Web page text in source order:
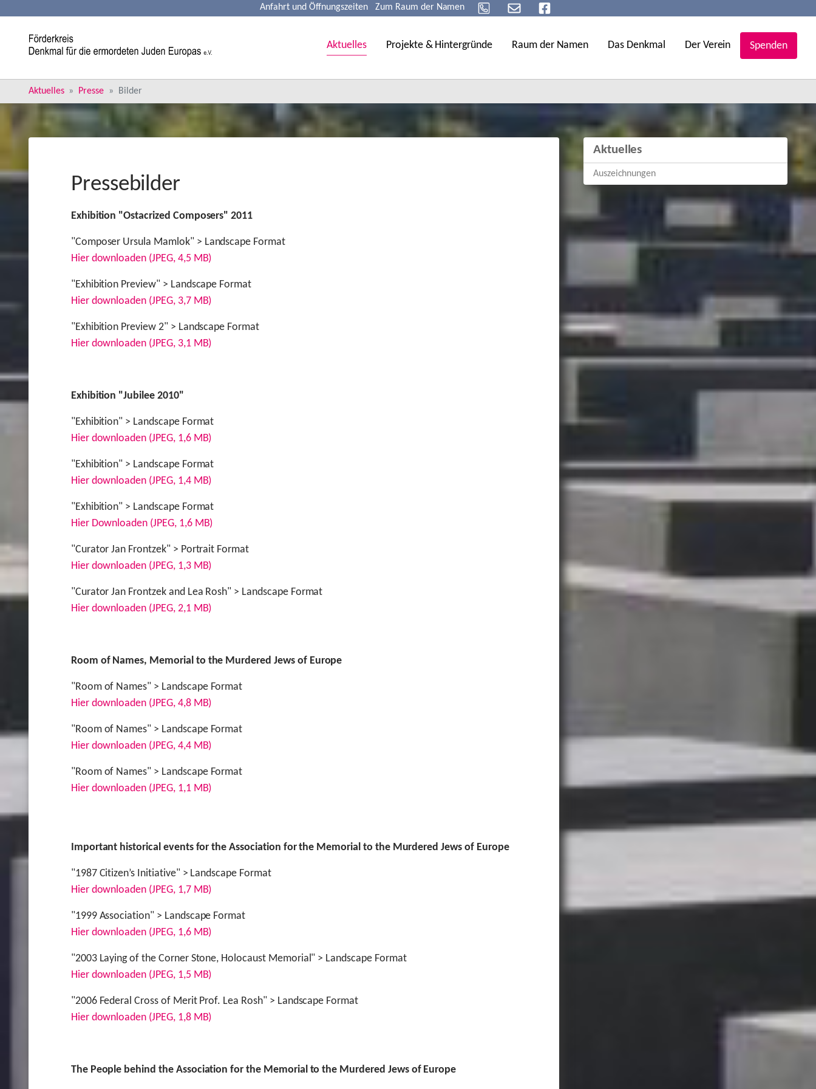
Skip to main content
Anfahrt und Öffnungszeiten Zum Raum der Namen
Aktuelles Projekte & Hintergründe Raum der Namen Das Denkmal Der Verein Spenden
You are here:
Aktuelles Presse Bilder
Pressebilder
Exhibition "Ostacrized Composers" 2011
"Composer Ursula Mamlok" > Landscape Format
Hier downloaden (JPEG, 4,5 MB)
"Exhibition Preview" > Landscape Format
Hier downloaden (JPEG, 3,7 MB)
"Exhibition Preview 2" > Landscape Format
Hier downloaden (JPEG, 3,1 MB)
Exhibition "Jubilee 2010"
"Exhibition" > Landscape Format
Hier downloaden (JPEG, 1,6 MB)
"Exhibition" > Landscape Format
Hier downloaden (JPEG, 1,4 MB)
"Exhibition" > Landscape Format
Hier Downloaden (JPEG, 1,6 MB)
"Curator Jan Frontzek" > Portrait Format
Hier downloaden (JPEG, 1,3 MB)
"Curator Jan Frontzek and Lea Rosh" > Landscape Format
Hier downloaden (JPEG, 2,1 MB)
Room of Names, Memorial to the Murdered Jews of Europe
"Room of Names" > Landscape Format
Hier downloaden (JPEG, 4,8 MB)
"Room of Names" > Landscape Format
Hier downloaden (JPEG, 4,4 MB)
"Room of Names" > Landscape Format
Hier downloaden (JPEG, 1,1 MB)
Important historical events for the Association for the Memorial to the Murdered Jews of Europe
"1987 Citizen’s Initiative" > Landscape Format
Hier downloaden (JPEG, 1,7 MB)
"1999 Association" > Landscape Format
Hier downloaden (JPEG, 1,6 MB)
"2003 Laying of the Corner Stone, Holocaust Memorial" > Landscape Format
Hier downloaden (JPEG, 1,5 MB)
"2006 Federal Cross of Merit Prof. Lea Rosh" > Landscape Format
Hier downloaden (JPEG, 1,8 MB)
The People behind the Association for the Memorial to the Murdered Jews of Europe
Aktuelles
Auszeichnungen